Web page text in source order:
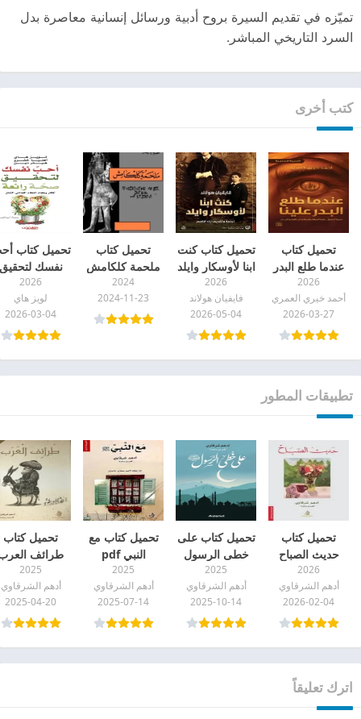
تميّزه في تقديم السيرة بروح أدبية ورسائل إنسانية معاصرة بدل
السرد التاريخي المباشر.
كتب أخرى
تحميل كتاب
عندما طلع البدر
علينا pdf
2026
أحمد خيري العمري
2026-03-27
تحميل كتاب كنت
ابنا لأوسكار وايلد
pdf
2026
فايفيان هولاند
2026-05-04
تحميل كتاب
ملحمة كلكامش
pdf
2024
2024-11-23
تحميل كتاب
نفسك
صحة رائعة pdf
2026
لويز هاي
2026-03-04
تطبيقات المطور
تحميل كتاب
حديث الصباح
pdf
2026
أدهم الشرقاوي
2026-02-04
تحميل كتاب على
خطى الرسول
pdf
2025
أدهم الشرقاوي
2025-10-14
تحميل كتاب مع
النبي pdf
2025
أدهم الشرقاوي
2025-07-14
تحميل كتاب
طرائف
pdf
2025
أدهم الشرقاوي
2025-04-20
اترك تعليقاً